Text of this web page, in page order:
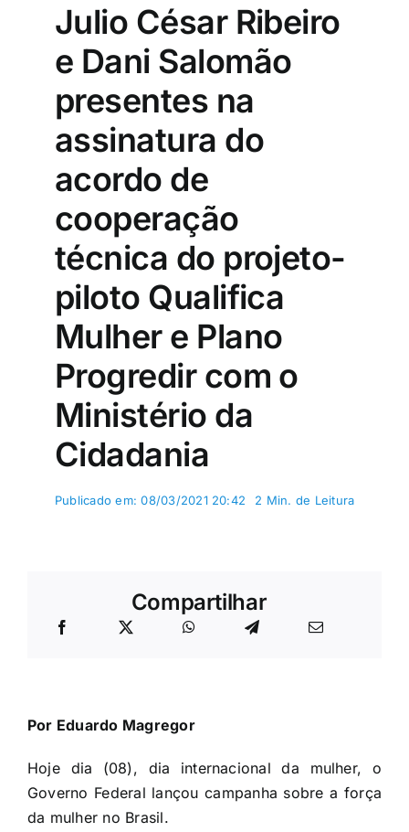
Julio César Ribeiro
e Dani Salomão
presentes na
assinatura do
acordo de
cooperação
técnica do projeto-
piloto Qualifica
Mulher e Plano
Progredir com o
Ministério da
Cidadania
Publicado em: 08/03/2021 20:42 2 Min. de Leitura
Compartilhar
Por Eduardo Magregor
Hoje dia (08), dia internacional da mulher, o
Governo Federal lançou campanha sobre a força
da mulher no Brasil.